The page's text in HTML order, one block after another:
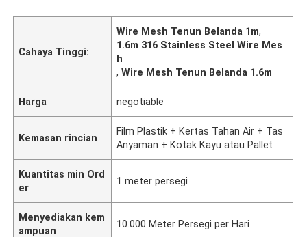
Cahaya Tinggi:
Wire Mesh Tenun Belanda 1m,
1.6m 316 Stainless Steel Wire Mes
h
,Wire Mesh Tenun Belanda 1.6m
Harga negotiable
Kemasan rincian
Film Plastik + Kertas Tahan Air + Tas
Anyaman + Kotak Kayu atau Pallet
Kuantitas min Ord
er
1 meter persegi
Menyediakan kem
ampuan
10.000 Meter Persegi per Hari